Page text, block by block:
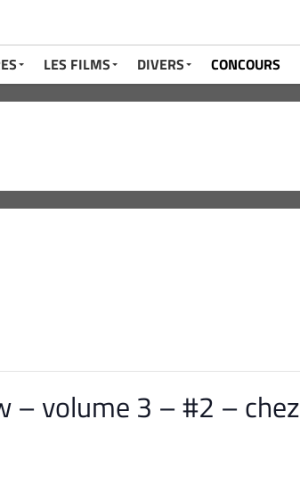
LES FILMS DIVERS CONCOURS
– volume 3 – #2 – chez